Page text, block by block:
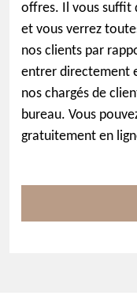
offres. Il vous suffit
et vous verrez
nos clients par
entrer directement
nos chargés de
bureau. Vous
gratuitement en